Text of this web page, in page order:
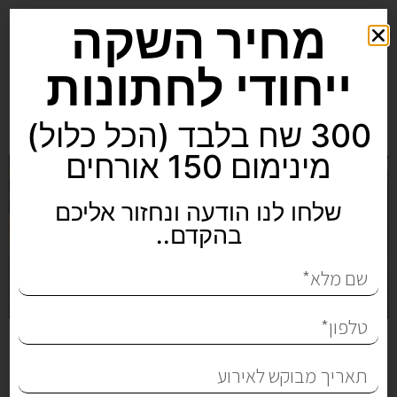
מקום לחתונה קטנה
מחיר השקה
ייחודי לחתונות
300 שח בלבד (הכל כלול)
מינימום 150 אורחים
שלחו לנו הודעה ונחזור אליכם
בהקדם..